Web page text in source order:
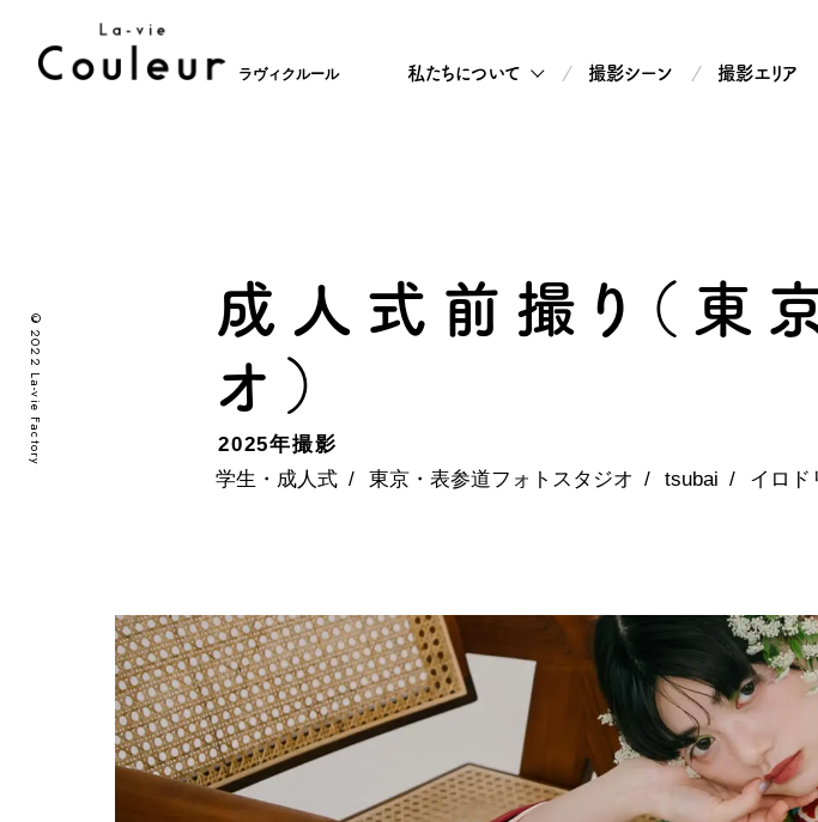
ラヴィクルール 私たちについて 撮影シーン 撮影エリア
©2022 La-vie Factory
成人式前撮り（東
オ）
2025年撮影
学生・成⼈式
東京・表参道フォトスタジオ tsubai イロド